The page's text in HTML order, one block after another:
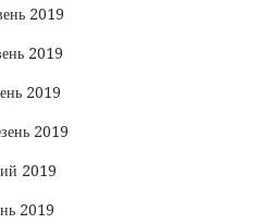
2019
2019
2019
2019
2019
2019